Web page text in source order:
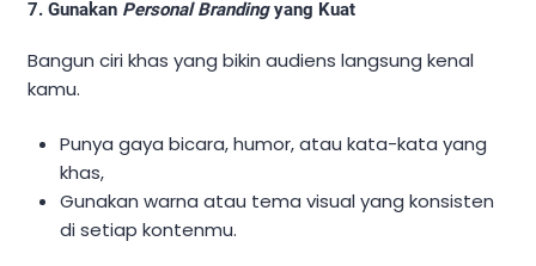
7. Gunakan Personal Brandingyang Kuat
Bangun ciri khas yang bikin audiens langsung kenal
kamu.
Punya gaya bicara, humor, atau kata-kata yang
khas,
Gunakan warna atau tema visual yang konsisten
di setiap kontenmu.